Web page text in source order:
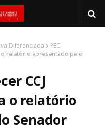
Diferenciada
PEC
o relatório apresentado pelo
CCJ
o relatório
Senador